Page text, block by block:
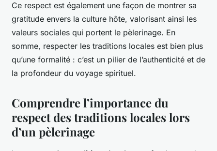
Ce respect est également une façon de montrer sa
gratitude envers la culture hôte, valorisant ainsi les
valeurs sociales qui portent le pèlerinage. En
somme, respecter les traditions locales est bien plus
qu’une formalité : c’est un pilier de l’authenticité et de
la profondeur du voyage spirituel.
Comprendre l’importance du
respect des traditions locales lors
d’un pèlerinage